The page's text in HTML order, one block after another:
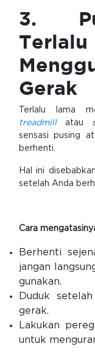
3.
Gerak
Terlalu lama
treadmillatau
sensasi pusing
berhenti.
Hal ini
setelah Anda
Cara
Berhenti
jangan
gunakan.
Duduk
gerak.
Lakukan
untuk